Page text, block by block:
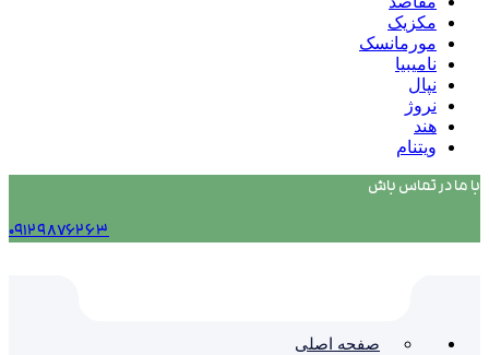
مکزیک
مورمانسک
نامیبیا
نپال
نروژ
هند
ویتنام
با ما در تماس باش
۰۹۱۲۹۸۷۶۲۶۳
صفحه اصلی